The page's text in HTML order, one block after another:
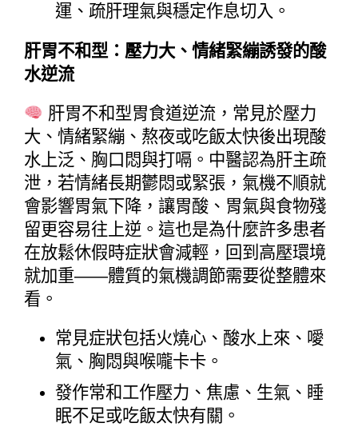
運、疏肝理氣與穩定作息切入。
肝胃不和型：壓力大、情緒緊繃誘發的酸
水逆流
肝胃不和型胃食道逆流，常見於壓力
大、情緒緊繃、熬夜或吃飯太快後出現酸
水上泛、胸口悶與打嗝。中醫認為肝主疏
泄，若情緒長期鬱悶或緊張，氣機不順就
會影響胃氣下降，讓胃酸、胃氣與食物殘
留更容易往上逆。這也是為什麼許多患者
在放鬆休假時症狀會減輕，回到高壓環境
就加重——體質的氣機調節需要從整體來
看。
常見症狀包括火燒心、酸水上來、噯
氣、胸悶與喉嚨卡卡。
發作常和工作壓力、焦慮、生氣、睡
眠不足或吃飯太快有關。